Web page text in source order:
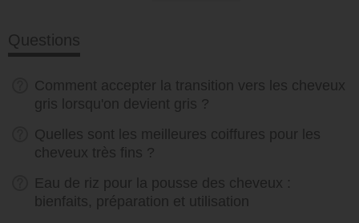
Questions
Comment accepter la transition vers les cheveux
gris lorsqu'on devient gris ?
Quelles sont les meilleures coiffures pour les
cheveux très fins ?
Eau de riz pour la pousse des cheveux :
bienfaits, préparation et utilisation